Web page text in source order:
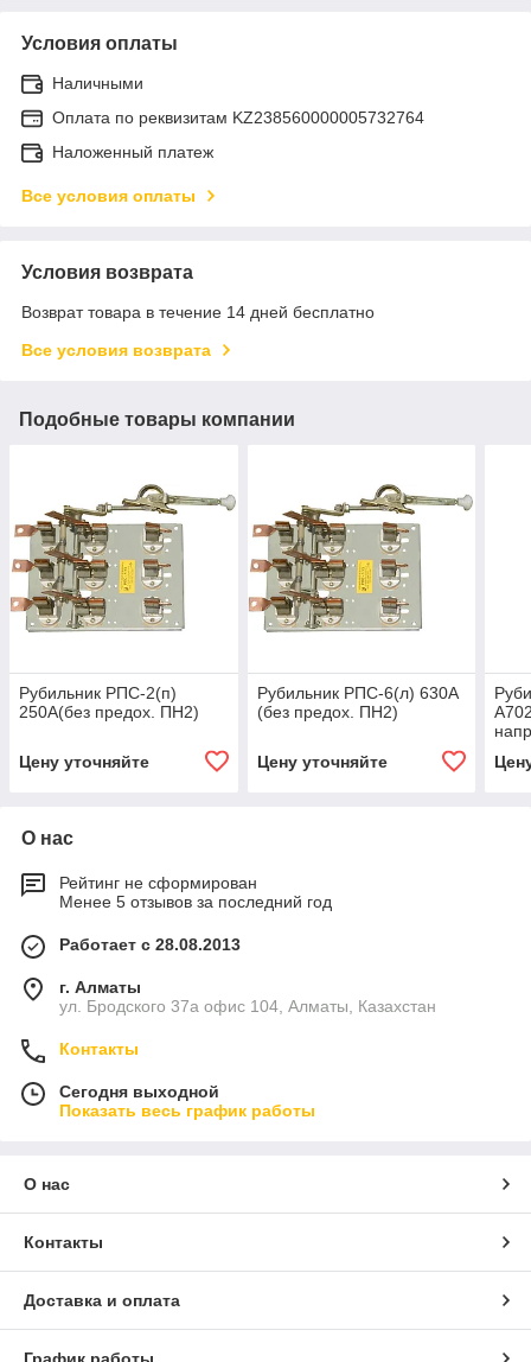
Условия оплаты
Наличными
Оплата по реквизитам KZ238560000005732764
Наложенный платеж
Все условия оплаты
Условия возврата
Возврат товара в течение 14 дней бесплатно
Все условия возврата
Подобные товары компании
Рубильник РПС-2(п)
250А(без предох. ПН2)
Цену уточняйте
Рубильник РПС-6(л) 630А
(без предох. ПН2)
Цену уточняйте
О нас
Рейтинг не сформирован
Менее 5 отзывов за последний год
Работает с 28.08.2013
г. Алматы
ул. Бродского 37а офис 104, Алматы, Казахстан
Контакты
Сегодня выходной
Показать весь график работы
О нас
Контакты
Доставка и оплата